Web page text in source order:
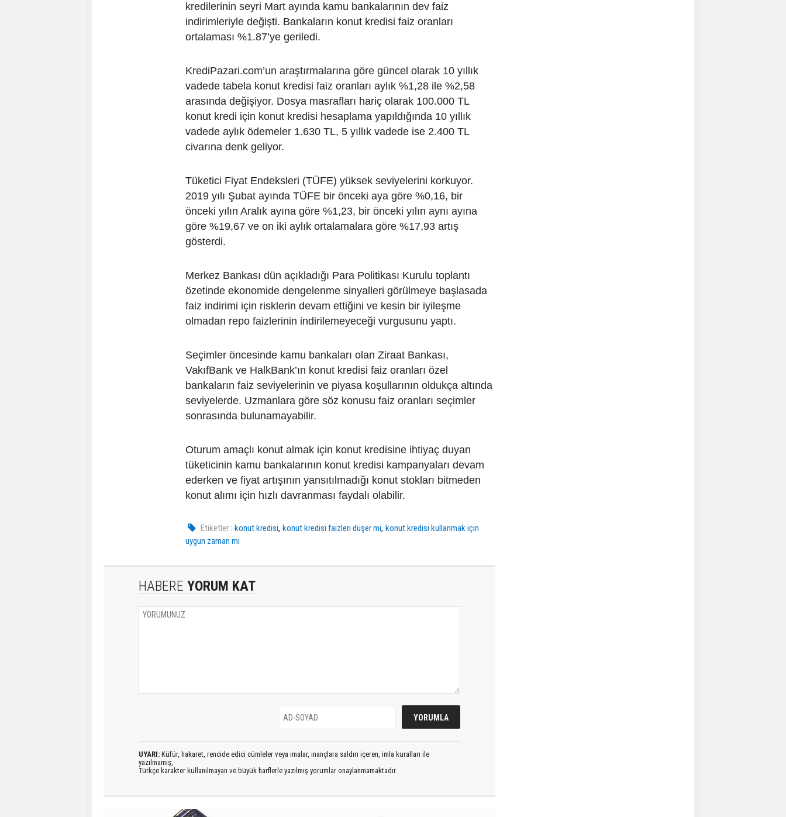
kredilerinin seyri Mart ayında kamu bankalarının dev faiz
indirimleriyle değişti. Bankaların konut kredisi faiz oranları
ortalaması %1.87’ye geriledi.
KrediPazari.com’un araştırmalarına göre güncel olarak 10 yıllık
vadede tabela konut kredisi faiz oranları aylık %1,28 ile %2,58
arasında değişiyor. Dosya masrafları hariç olarak 100.000 TL
konut kredi için konut kredisi hesaplama yapıldığında 10 yıllık
vadede aylık ödemeler 1.630 TL, 5 yıllık vadede ise 2.400 TL
civarına denk geliyor.
Tüketici Fiyat Endeksleri (TÜFE) yüksek seviyelerini korkuyor.
2019 yılı Şubat ayında TÜFE bir önceki aya göre %0,16, bir
önceki yılın Aralık ayına göre %1,23, bir önceki yılın aynı ayına
göre %19,67 ve on iki aylık ortalamalara göre %17,93 artış
gösterdi.
Merkez Bankası dün açıkladığı Para Politikası Kurulu toplantı
özetinde ekonomide dengelenme sinyalleri görülmeye başlasada
faiz indirimi için risklerin devam ettiğini ve kesin bir iyileşme
olmadan repo faizlerinin indirilemeyeceği vurgusunu yaptı.
Seçimler öncesinde kamu bankaları olan Ziraat Bankası,
VakıfBank ve HalkBank’ın konut kredisi faiz oranları özel
bankaların faiz seviyelerinin ve piyasa koşullarının oldukça altında
seviyelerde. Uzmanlara göre söz konusu faiz oranları seçimler
sonrasında bulunamayabilir.
Oturum amaçlı konut almak için konut kredisine ihtiyaç duyan
tüketicinin kamu bankalarının konut kredisi kampanyaları devam
ederken ve fiyat artışının yansıtılmadığı konut stokları bitmeden
konut alımı için hızlı davranması faydalı olabilir.
Etiketler : konut kredisi,konut kredisi faizleri düşer mi,konut kredisi kullanmak için
uygun zaman mı
HABERE YORUM KAT
UYARI: Küfür, hakaret, rencide edici cümleler veya imalar, inançlara saldırı içeren, imla kuralları ile
yazılmamış,
Türkçe karakter kullanılmayan ve büyük harflerle yazılmış yorumlar onaylanmamaktadır.